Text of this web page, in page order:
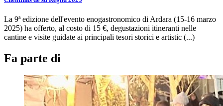
La 9ª edizione dell'evento enogastronomico di Ardara (15-16 marzo
2025) ha offerto, al costo di 15 €, degustazioni itineranti nelle
cantine e visite guidate ai principali tesori storici e artistic (...)
Fa parte di